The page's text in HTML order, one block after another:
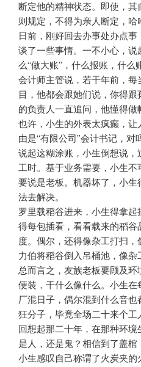
断定他的精神状态。即使，
则规定，不得为亲人断定，哈
日前，刚好回去办事处办点
谈了一些事情。一不小心，
么“做大账”，什么报账，什么
会计师主管说，若干年前，
目，他都会跟她们说，你得
的负责人一直追问，他懂得做
也许，小生的外表太疯癫，
由是“有限公司”会计书记，对
说起这糊涂账，小生倒想说
工时。基于业务需要，小生
要说是老板。机器坏了，小
法去解决。
罗里载稻谷进来，小生得拿
得每包插看，看看载来的稻
度。偶尔，还得像杂工打扫
力伯将稻谷倒入吊桶池，像杂
总而言之，友族老板要顾及
便装，干什么像什么。小生
厂混日子，偶尔混到什么音
狂分子，毕竟全场二十来个工
回想起那二十年，在那种环
是人，还是鬼？相信到了盖棺
小生感叹自己称谓了火炭夹